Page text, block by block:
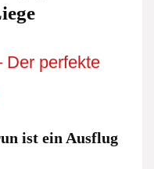
Der perfekte
ist ein Ausflug